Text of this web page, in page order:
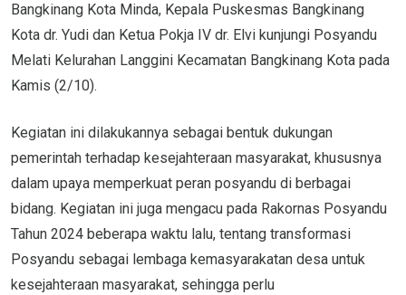
Bangkinang Kota Minda, Kepala Puskesmas Bangkinang
Kota dr. Yudi dan Ketua Pokja IV dr. Elvi kunjungi Posyandu
Melati Kelurahan Langgini Kecamatan Bangkinang Kota pada
Kamis (2/10).
Kegiatan ini dilakukannya sebagai bentuk dukungan
pemerintah terhadap kesejahteraan masyarakat, khususnya
dalam upaya memperkuat peran posyandu di berbagai
bidang. Kegiatan ini juga mengacu pada Rakornas Posyandu
Tahun 2024 beberapa waktu lalu, tentang transformasi
Posyandu sebagai lembaga kemasyarakatan desa untuk
kesejahteraan masyarakat, sehingga perlu